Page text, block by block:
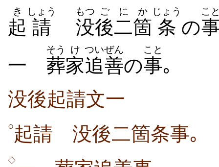
起
き
請
しょう
没
もつ
後
ご
二箇
にか
条
じょう
の
こ
一 葬
そう
家
け
追善
ついぜん
の事
こと
｡
没後起請文一
○起請 没後二箇条事｡
◇